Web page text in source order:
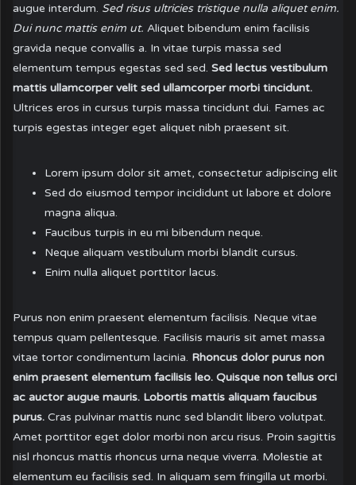
augue interdum. Sed risus ultricies tristique nulla aliquet enim.
Dui nunc mattis enim ut. Aliquet bibendum enim facilisis
gravida neque convallis a. In vitae turpis massa sed
elementum tempus egestas sed sed.Sed lectus vestibulum
mattis ullamcorper velit sed ullamcorper morbi tincidunt.
Ultrices eros in cursus turpis massa tincidunt dui. Fames ac
turpis egestas integer eget aliquet nibh praesent sit.
Lorem ipsum dolor sit amet, consectetur adipiscing elit
Sed do eiusmod tempor incididunt ut labore et dolore
magna aliqua.
Faucibus turpis in eu mi bibendum neque.
Neque aliquam vestibulum morbi blandit cursus.
Enim nulla aliquet porttitor lacus.
Purus non enim praesent elementum facilisis. Neque vitae
tempus quam pellentesque. Facilisis mauris sit amet massa
vitae tortor condimentum lacinia. Rhoncus dolor purus non
enim praesent elementum facilisis leo. Quisque non tellus orci
ac auctor augue mauris. Lobortis mattis aliquam faucibus
purus. Cras pulvinar mattis nunc sed blandit libero volutpat.
Amet porttitor eget dolor morbi non arcu risus. Proin sagittis
nisl rhoncus mattis rhoncus urna neque viverra. Molestie at
elementum eu facilisis sed. In aliquam sem fringilla ut morbi.